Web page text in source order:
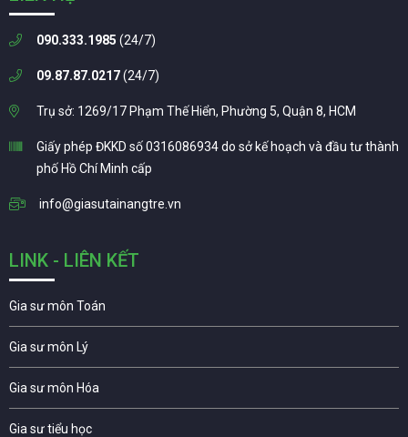
090.333.1985 (24/7)
09.87.87.0217(24/7)
Trụ sở: 1269/17 Phạm Thế Hiển, Phường 5, Quận 8, HCM
Giấy phép ĐKKD số 0316086934 do sở kế hoạch và đầu tư thành
phố Hồ Chí Minh cấp
info@giasutainangtre.vn
LINK - LIÊN KẾT
Gia sư môn Toán
Gia sư môn Lý
Gia sư môn Hóa
Gia sư tiểu học